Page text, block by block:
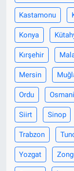
Kastamonu
Konya
Kırşehir
Mersin
Ordu
Siirt Sinop
Trabzon
Yozgat
Aksaray
Kırşehir
Yerel
Genel
Asayiş
Kültür -
Politika